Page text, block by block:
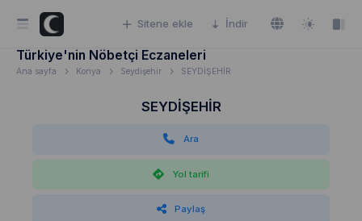
Sitene ekle İndir
Türkiye'nin Nöbetçi Eczaneleri
Ana sayfa Konya Seydişehir SEYDİŞEHİR
SEYDİŞEHİR
Ara
Yol tarifi
Paylaş